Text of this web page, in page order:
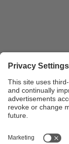
Vista general
del Agua en